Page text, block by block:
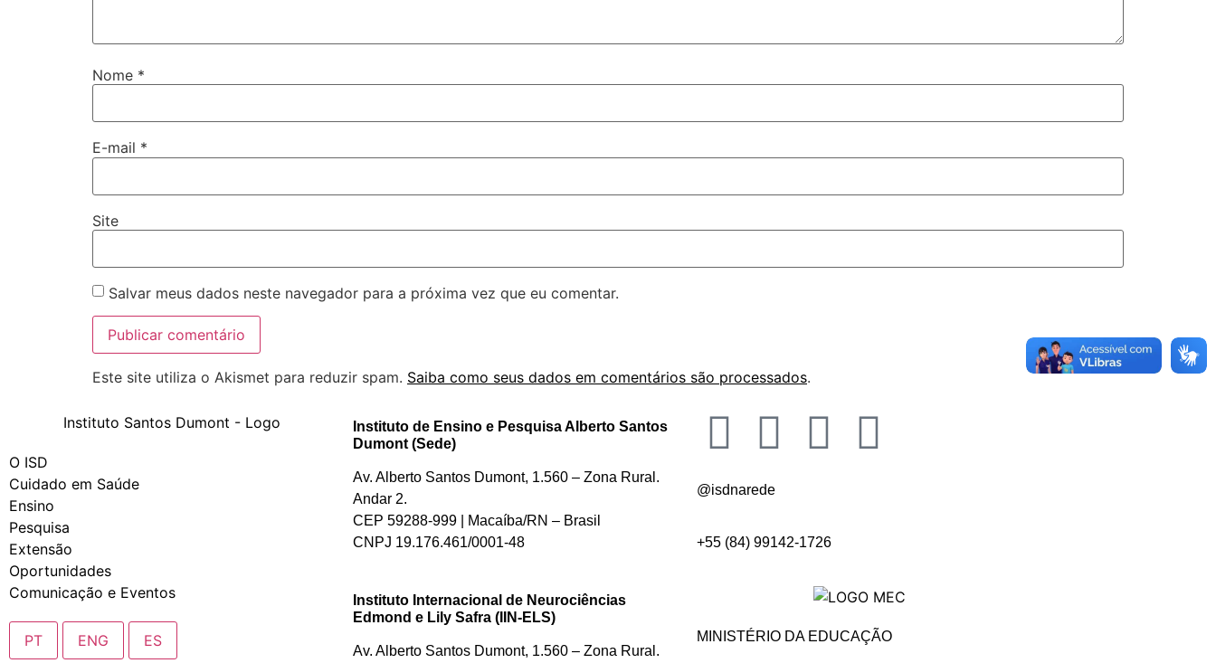
Nome *
E-mail *
Site
Salvar meus dados neste navegador para a próxima vez que eu comentar.
Este site utiliza o Akismet para reduzir spam. Saiba como seus dados em comentários são processados.
O ISD
Cuidado em Saúde
Ensino
Pesquisa
Extensão
Oportunidades
Comunicação e Eventos
PT ENG ES
Instituto de Ensino e Pesquisa Alberto Santos
Dumont (Sede)
Av. Alberto Santos Dumont, 1.560 – Zona Rural.
Andar 2.
CEP 59288-999 | Macaíba/RN – Brasil
CNPJ 19.176.461/0001-48
Instituto Internacional de Neurociências
Edmond e Lily Safra (IIN-ELS)
Av. Alberto Santos Dumont, 1.560 – Zona Rural.
@isdnarede
+55 (84) 99142-1726
MINISTÉRIO DA EDUCAÇÃO